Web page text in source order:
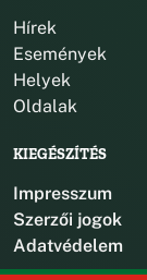
Hírek
Események
Helyek
Oldalak
KIEGÉSZÍTÉS
Impresszum
Szerzői jogok
Adatvédelem